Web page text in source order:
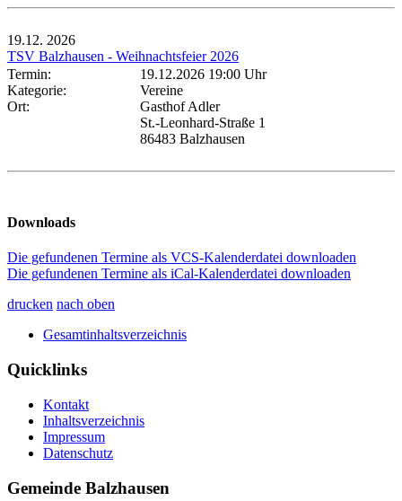
19.12. 2026
TSV Balzhausen - Weihnachtsfeier 2026
Termin:
19.12.2026 19:00 Uhr
Kategorie:
Vereine
Ort:
Gasthof Adler
St.-Leonhard-Straße 1
86483 Balzhausen
Downloads
Die gefundenen Termine als VCS-Kalenderdatei downloaden
Die gefundenen Termine als iCal-Kalenderdatei downloaden
drucken nach oben
Gesamtinhaltsverzeichnis
Quicklinks
Kontakt
Inhaltsverzeichnis
Impressum
Datenschutz
Gemeinde Balzhausen